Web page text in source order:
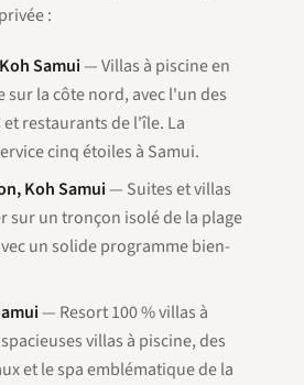
:
Samui— Villas à piscine en
sur la côte nord, avec l'un des
restaurants de l'île. La
cinq étoiles à Samui.
Koh Samui— Suites et villas
sur un tronçon isolé de la plage
un solide programme bien-
— Resort 100 % villas à
villas à piscine, des
et le spa emblématique de la